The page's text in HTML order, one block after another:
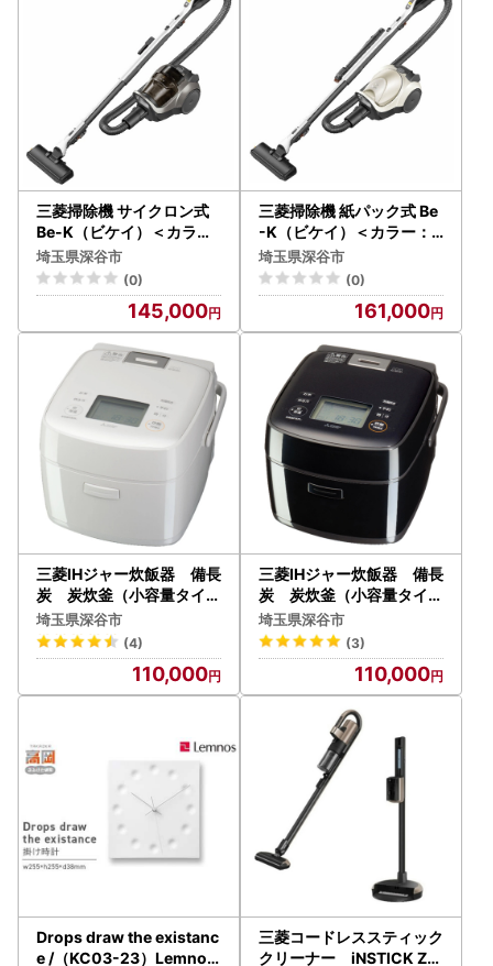
三菱掃除機 サイクロン式
Be-K（ビケイ）＜カラー
：メタルグレー＞ 【112
18-1015】
埼玉県深谷市
(0)
145,000
三菱掃除機 紙パック式 Be
-K（ビケイ）＜カラー：
ホワイトゴールド＞ 【11
218-1016】
埼玉県深谷市
(0)
161,000
三菱IHジャー炊飯器 備長
炭 炭炊釜（小容量タイプ
） NJ-SE06H-W＜カラ
ー：白亜麻＞ 【11218-0
942】
埼玉県深谷市
(4)
110,000
三菱IHジャー炊飯器 備長
炭 炭炊釜（小容量タイプ
） NJ-SE06H-B＜カラ
ー：黒曜＞ 【11218-09
41】
埼玉県深谷市
(3)
110,000
Drops draw the existanc
e /（KC03-23）Lemnos
三菱コードレススティック
クリーナー iNSTICK ZU